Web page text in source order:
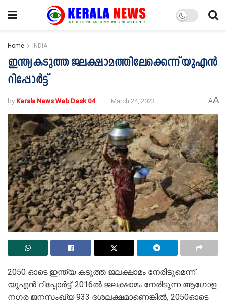
Home INDIA
ഇന്ത്യ കടുത്ത ജലക്ഷാമത്തിലേക്കെന്ന് യുഎൻ
റിപ്പോർട്ട്
by Kerala News Web Desk 04 March 24, 2023 AA
2050 ഓടെ ഇന്ത്യ കടുത്ത ജലക്ഷാമം നേരിടുമെന്ന്
യുഎൻ റിപ്പോർട്ട്. 2016ൽ ജലക്ഷാമം നേരിടുന്ന ആഗോള
നഗര ജനസംഖ്യ 933 ദശലക്ഷമാണെങ്കിൽ, 2050ഓടെ